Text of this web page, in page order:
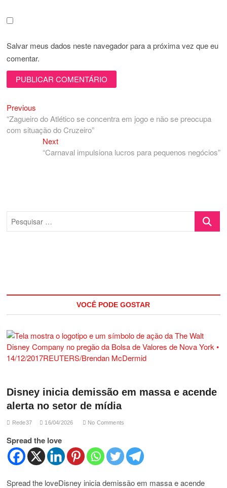
Salvar meus dados neste navegador para a próxima vez que eu
comentar.
Navegação
de
Previous
post:
“Zagueiro do Atlético se concentra em jogo e não se preocupa
com situação do Cruzeiro”
NextNext
post:
“Carnaval impulsiona lucros para pequenos negócios”
VOCÊ PODE GOSTAR
Disney inicia demissão em massa e acende
alerta no setor de mídia
Rede37 16/04/2026 No Comments
Spread the love
Spread the loveDisney inicia demissão em massa e acende